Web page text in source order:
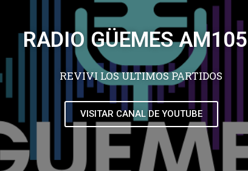
RADIO GÜEMES
REVIVI LOS ULTIMOS PARTIDOS
VISITAR CANAL DE YOUTUBE